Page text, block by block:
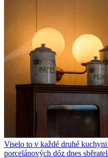
Viselo to v každé druhé
porcelánových dóz dnes